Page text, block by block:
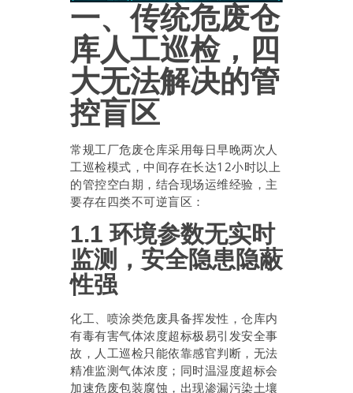
一、传统危废仓
库人工巡检，四
大无法解决的管
控盲区
常规工厂危废仓库采用每日早晚两次人
工巡检模式，中间存在长达12小时以上
的管控空白期，结合现场运维经验，主
要存在四类不可逆盲区：
1.1 环境参数无实时
监测，安全隐患隐蔽
性强
化工、喷涂类危废具备挥发性，仓库内
有毒有害气体浓度超标极易引发安全事
故，人工巡检只能依靠感官判断，无法
精准监测气体浓度；同时温湿度超标会
加速危废包装腐蚀，出现渗漏污染土壤